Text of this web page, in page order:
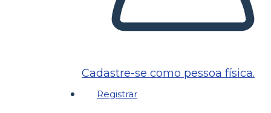
Cadastre-se como pessoa física.
Registrar